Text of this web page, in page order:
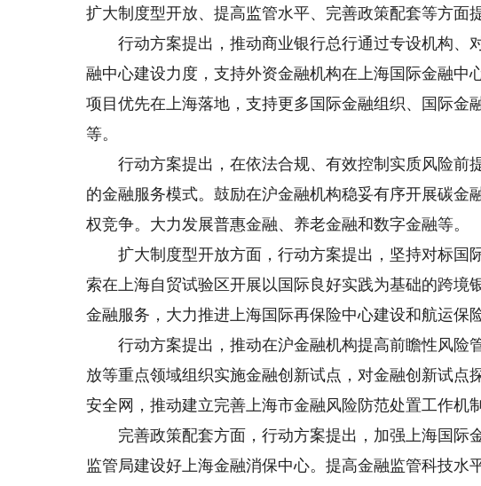
扩大制度型开放、提高监管水平、完善政策配套等方面
行动方案提出，推动商业银行总行通过专设机构、
融中心建设力度，支持外资金融机构在上海国际金融中
项目优先在上海落地，支持更多国际金融组织、国际金
等。
行动方案提出，在依法合规、有效控制实质风险前
的金融服务模式。鼓励在沪金融机构稳妥有序开展碳金
权竞争。大力发展普惠金融、养老金融和数字金融等。
扩大制度型开放方面，行动方案提出，坚持对标国
索在上海自贸试验区开展以国际良好实践为基础的跨境
金融服务，大力推进上海国际再保险中心建设和航运保
行动方案提出，推动在沪金融机构提高前瞻性风险
放等重点领域组织实施金融创新试点，对金融创新试点
安全网，推动建立完善上海市金融风险防范处置工作机制
完善政策配套方面，行动方案提出，加强上海国际
监管局建设好上海金融消保中心。提高金融监管科技水